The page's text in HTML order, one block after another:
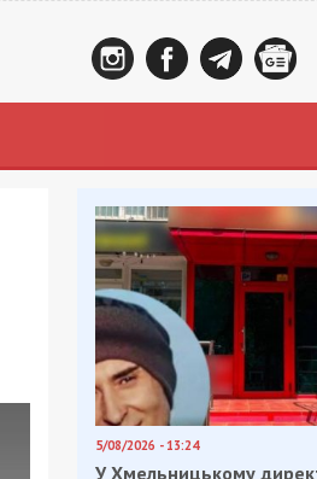
5/08/2026 - 13:24
У Хмельницькому